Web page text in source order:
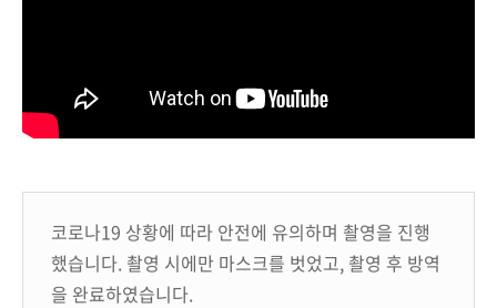
코로나19 상황에 따라 안전에 유의하며 촬영을 진행
했습니다. 촬영 시에만 마스크를 벗었고, 촬영 후 방역
을 완료하였습니다.